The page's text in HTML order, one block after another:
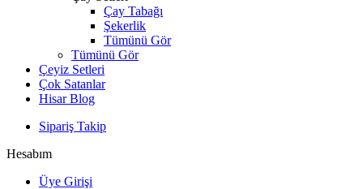
Çay Tabağı
Şekerlik
Tümünü Gör
Tümünü Gör
Çeyiz Setleri
Çok Satanlar
Hisar Blog
Sipariş Takip
Hesabım
Üye Girişi